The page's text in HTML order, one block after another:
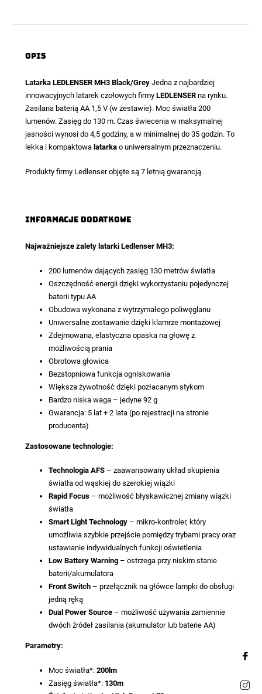
Opis
Latarka LEDLENSER MH3 Black/GreyJedna z najbardziej
innowacyjnych latarek czołowych firmy LEDLENSERna rynku.
Zasilana baterią AA 1,5 V (w zestawie). Moc światła 200
lumenów. Zasięg do 130 m. Czas świecenia w maksymalnej
jasności wynosi do 4,5 godziny, a w minimalnej do 35 godzin. To
lekka i kompaktowalatarkao uniwersalnym przeznaczeniu.
Produkty firmy Ledlenser objęte są 7 letnią gwarancją.
Informacje dodatkowe
Najważniejsze zalety latarki Ledlenser MH3:
200 lumenów dających zasięg 130 metrów światła
Oszczędność energii dzięki wykorzystaniu pojedynczej
baterii typu AA
Obudowa wykonana z wytrzymałego poliwęglanu
Uniwersalne zostawanie dzięki klamrze montażowej
Zdejmowana, elastyczna opaska na głowę z
możliwością prania
Obrotowa głowica
Bezstopniowa funkcja ogniskowania
Większa żywotność dzięki pozłacanym stykom
Bardzo niska waga – jedyne 92 g
Gwarancja: 5 lat + 2 lata (po rejestracji na stronie
producenta)
Zastosowane technologie:
Technologia AFS – zaawansowany układ skupienia
światła od wąskiej do szerokiej wiązki
Rapid Focus– możliwość błyskawicznej zmiany wiązki
światła
Smart Light Technology– mikro-kontroler, który
umożliwia szybkie przejście pomiędzy trybami pracy oraz
ustawianie indywidualnych funkcji oświetlenia
Low Battery Warning– ostrzega przy niskim stanie
baterii/akumulatora
Front Switch– przełącznik na główce lampki do obsługi
jedną ręką
Dual Power Source– możliwość używania zamiennie
dwóch źródeł zasilania (akumulator lub baterie AA)
Parametry:
Moc światła*: 200lm
Zasięg światła*: 130m